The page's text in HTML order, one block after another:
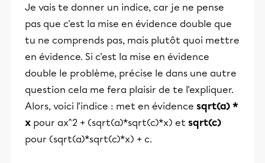
Je vais te donner un indice, car je ne pense
pas que c'est la mise en évidence double que
tu ne comprends pas, mais plutôt quoi mettre
en évidence. Si c'est la mise en évidence
double le problème, précise le dans une autre
question cela me fera plaisir de te l'expliquer.
Alors, voici l'indice : met en évidence sqrt(a) *
x pour ax^2 + (sqrt(a)*sqrt(c)*x) et sqrt(c)
pour (sqrt(a)*sqrt(c)*x) + c.